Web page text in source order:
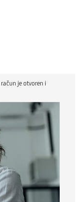
je otvoren i